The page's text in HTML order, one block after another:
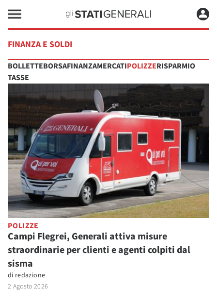
FINANZA E SOLDI
BOLLETTEBORSAFINANZAMERCATIPOLIZZERISPARMIO
TASSE
POLIZZE
Campi Flegrei, Generali attiva misure
straordinarie per clienti e agenti colpiti dal
sisma
di redazione
2 Agosto 2026